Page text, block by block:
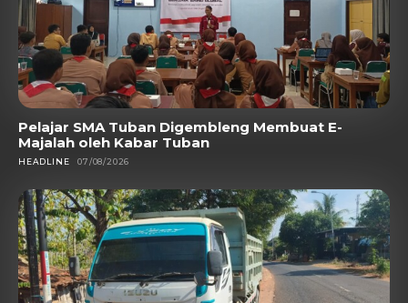
Pelajar SMA Tuban Digembleng Membuat E-
Majalah oleh Kabar Tuban
HEADLINE 07/08/2026